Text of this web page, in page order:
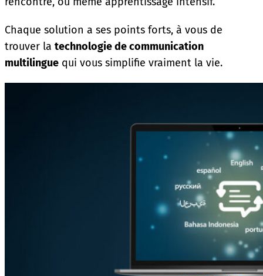
Chaque solution a ses points forts, à vous de
trouver la technologie de communication
multilingue qui vous simplifie vraiment la vie.